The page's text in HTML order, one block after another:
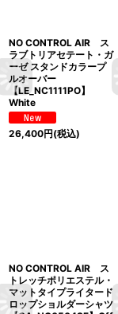
NO CONTROL AIR ス
ラブトリアセテート・ガ
ーゼ スタンドカラープ
ルオーバー
【LE_NC1111PO】
White
26,400円(税込)
NO CONTROL AIR ス
トレッチポリエステル・
マットタイプライタード
ロップショルダーシャツ